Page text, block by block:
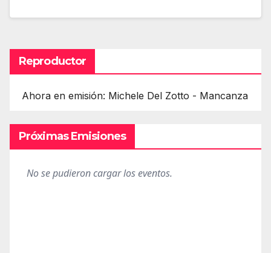
Reproductor
Ahora en emisión: Michele Del Zotto - Mancanza
Próximas Emisiones